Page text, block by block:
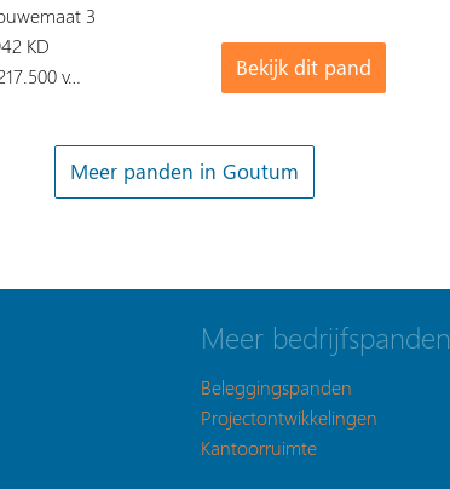
3
Bekijk dit pand
KD
v…
Meer panden in Goutum
Meer bedrijfspanden
Beleggingspanden
Projectontwikkelingen
Kantoorruimte